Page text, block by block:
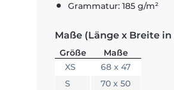
Grammatur: 185 g/m²
Maße (Länge x Breite in
Größe
Maße
XS
68 x 47
S
70 x 50